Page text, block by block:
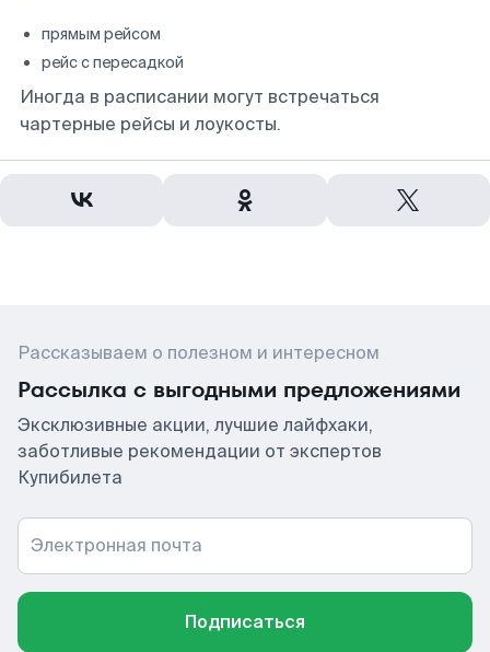
прямым рейсом
рейс с пересадкой
Иногда в расписании могут встречаться
чартерные рейсы и лоукосты.
Рассказываем о полезном и интересном
Рассылка с выгодными предложениями
Эксклюзивные акции, лучшие лайфхаки,
заботливые рекомендации от экспертов
Купибилета
Электронная почта
Подписаться